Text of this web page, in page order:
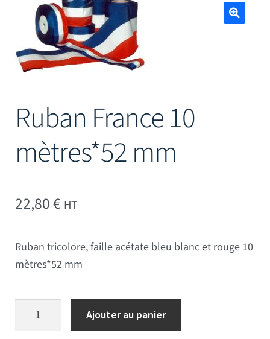
Mâts
Ruban France 10
mètres*52 mm
22,80€ HT
Ruban tricolore, faille acétate bleu blanc et rouge 10
mètres*52 mm
quantité de Ruban France 10 mètres*52 mm
Ajouter au panier